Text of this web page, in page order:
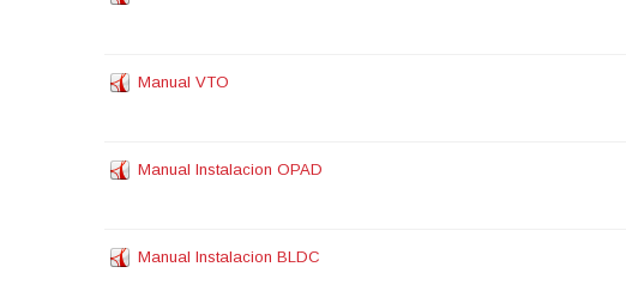
Manual VTO
Manual Instalacion OPAD
Manual Instalacion BLDC